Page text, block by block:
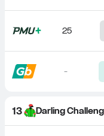
25
-
13 Darling